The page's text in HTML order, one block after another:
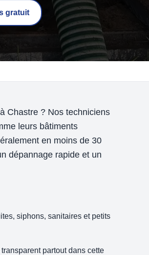
gratuit
Chastre ? Nos techniciens
leurs bâtiments
en moins de 30
dépannage rapide et un
siphons, sanitaires et petits
partout dans cette